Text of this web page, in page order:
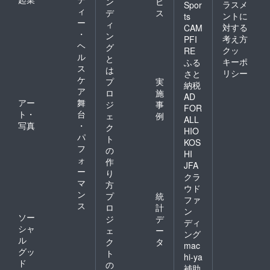
ィ
ー
・
ヘ
ル
ス
ケ
ア
アー
ト・
写真
舞
台
・
パ
フ
ォ
ー
マ
ン
ス
ソー
シャ
ル
グッ
ド
デ
ィ
ン
グ
と
は
ス
プ
ロ
ジ
ェ
ク
ト
の
作
り
方
実
施
事
例
プ
ロ
ジ
ェ
ク
ト
の
統
計
デ
ー
タ
Spor
ts
CAM
PFI
RE
ふる
さと
納税
AD
FOR
ALL
HIO
KOS
HI
JFA
クラ
ウド
ファ
ン
ディ
ング
mac
hi-ya
ラスメ
ントに
対する
考え方
クッ
キーポ
リシー